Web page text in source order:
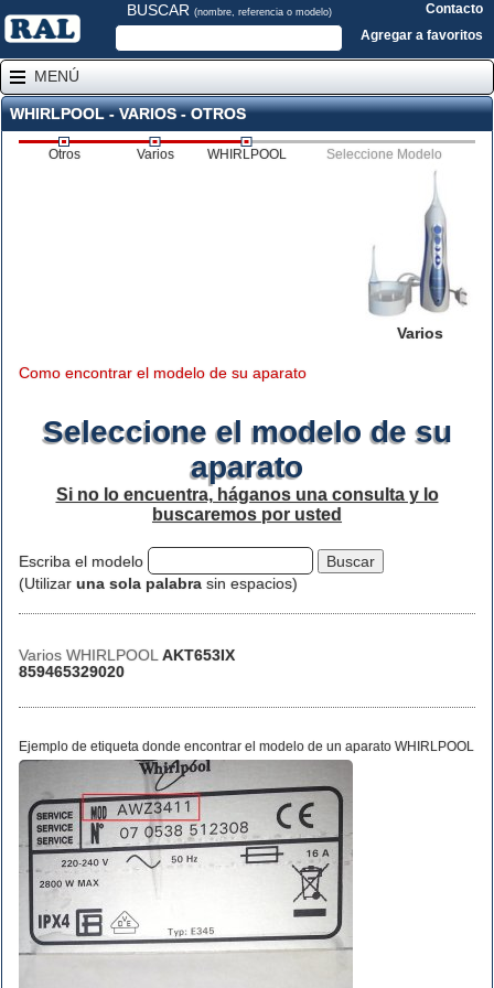
BUSCAR (nombre, referencia o modelo)
Contacto
Agregar a favoritos
MENÚ
WHIRLPOOL - VARIOS - OTROS
Otros Varios WHIRLPOOL Seleccione Modelo
Varios
Como encontrar el modelo de su aparato
Seleccione el modelo de su
aparato
Si no lo encuentra, háganos una consulta y lo
buscaremos por usted
Escriba el modelo
(Utilizar una sola palabra sin espacios)
Varios WHIRLPOOL AKT653IX
859465329020
Ejemplo de etiqueta donde encontrar el modelo de un aparato WHIRLPOOL